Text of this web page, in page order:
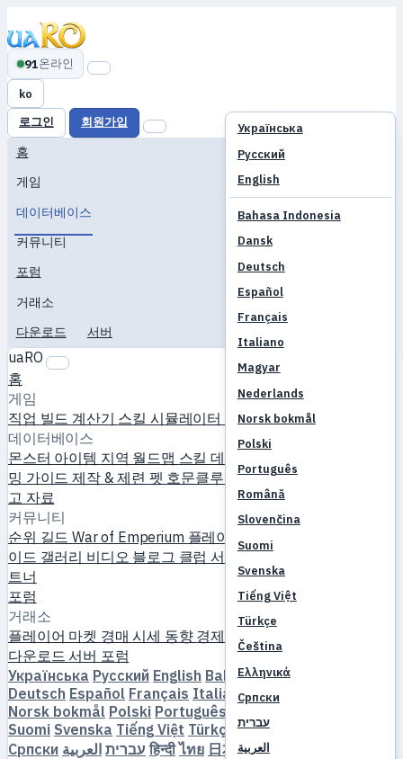
91온라인
ko
Українська
Русский
English
Bahasa Indonesia
Dansk
Deutsch
Español
Français
Italiano
Magyar
Nederlands
Norsk bokmål
Polski
Português
Română
Slovenčina
Suomi
Svenska
Tiếng Việt
Türkçe
Čeština
Ελληνικά
Српски
עברית
العربية
로그인 회원가입
홈
게임
데이터베이스
커뮤니티
포럼
거래소
다운로드
서버
uaRO
홈
게임
직업 빌드 계산기 스킬 시뮬레이터 퀘스트 신규 플레이어 시작
데이터베이스
몬스터 아이템 지역 월드맵 스킬 데이터베이스
밍 가이드제작 & 제련 펫 호문클루스레벨링비교
고 자료
커뮤니티
순위 길드War of Emperium 플레이어 프로필
이드 갤러리 비디오 블로그 클럽서버 카탈로그
트너
포럼
거래소
플레이어 마켓 경매시세 동향 경제
다운로드서버 포럼
Українська Русский English Bahasa Indonesia
Deutsch Español Français Italiano Magyar
Norsk bokmål Polski Português
Suomi Svenska Tiếng Việt Türkçe Čeština
Српски
עברית العربية हिन्दी ไทย 日本語 简体中文